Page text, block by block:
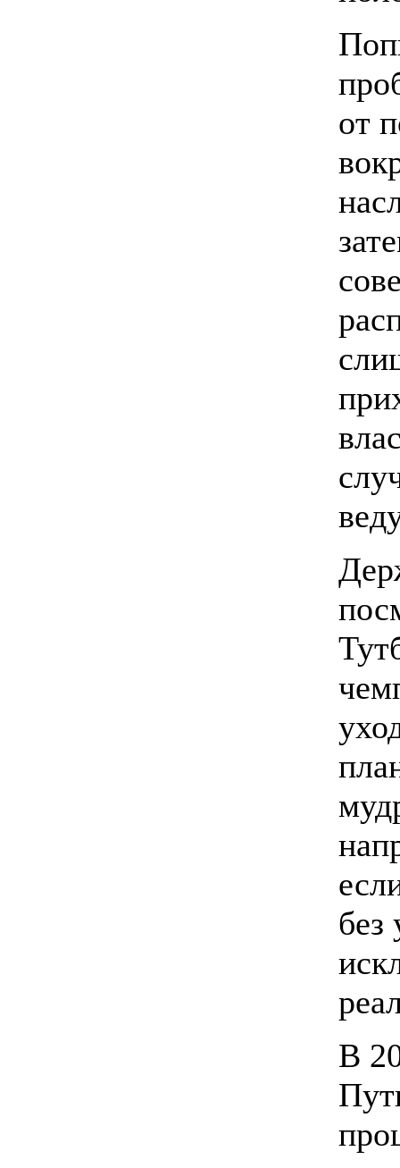
от
без
В